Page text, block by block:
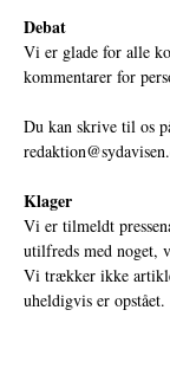
Debat
Vi er glade for alle
kommentarer for
Du kan skrive til os
Klager
Vi er tilmeldt
utilfreds med noget,
Vi trækker ikke
uheldigvis er opstået.